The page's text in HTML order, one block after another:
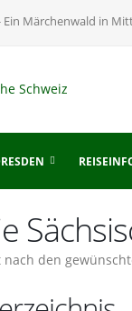
Ein Märchenwald in
den